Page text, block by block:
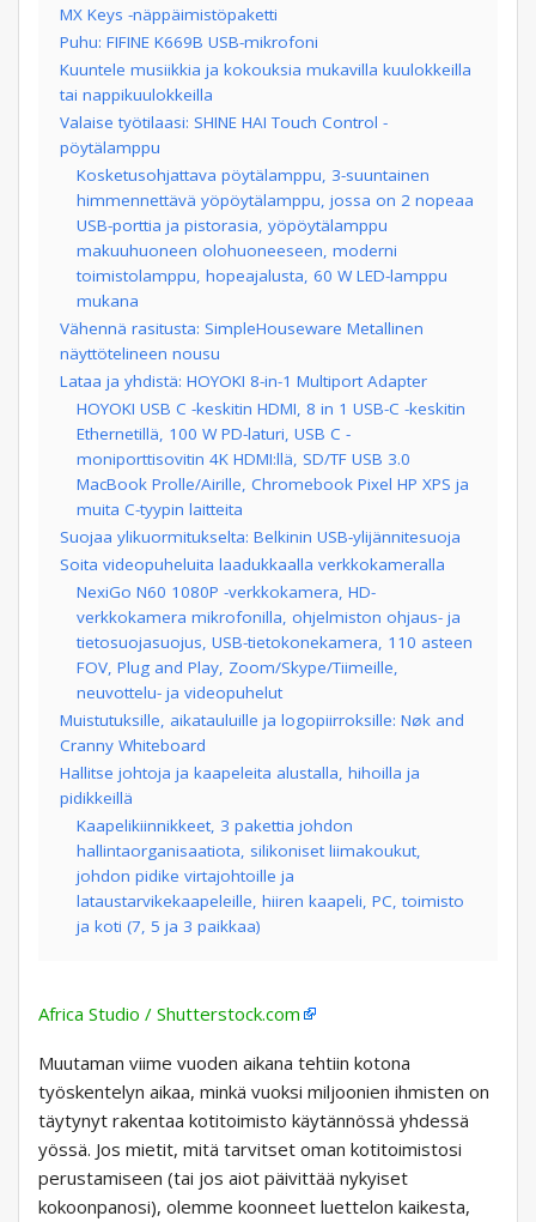
MX Keys -näppäimistöpaketti
Puhu: FIFINE K669B USB-mikrofoni
Kuuntele musiikkia ja kokouksia mukavilla kuulokkeilla
tai nappikuulokkeilla
Valaise työtilaasi: SHINE HAI Touch Control -
pöytälamppu
Kosketusohjattava pöytälamppu, 3-suuntainen
himmennettävä yöpöytälamppu, jossa on 2 nopeaa
USB-porttia ja pistorasia, yöpöytälamppu
makuuhuoneen olohuoneeseen, moderni
toimistolamppu, hopeajalusta, 60 W LED-lamppu
mukana
Vähennä rasitusta: SimpleHouseware Metallinen
näyttötelineen nousu
Lataa ja yhdistä: HOYOKI 8-in-1 Multiport Adapter
HOYOKI USB C -keskitin HDMI, 8 in 1 USB-C -keskitin
Ethernetillä, 100 W PD-laturi, USB C -
moniporttisovitin 4K HDMI:llä, SD/TF USB 3.0
MacBook Prolle/Airille, Chromebook Pixel HP XPS ja
muita C-tyypin laitteita
Suojaa ylikuormitukselta: Belkinin USB-ylijännitesuoja
Soita videopuheluita laadukkaalla verkkokameralla
NexiGo N60 1080P -verkkokamera, HD-
verkkokamera mikrofonilla, ohjelmiston ohjaus- ja
tietosuojasuojus, USB-tietokonekamera, 110 asteen
FOV, Plug and Play, Zoom/Skype/Tiimeille,
neuvottelu- ja videopuhelut
Muistutuksille, aikatauluille ja logopiirroksille: Nøk and
Cranny Whiteboard
Hallitse johtoja ja kaapeleita alustalla, hihoilla ja
pidikkeillä
Kaapelikiinnikkeet, 3 pakettia johdon
hallintaorganisaatiota, silikoniset liimakoukut,
johdon pidike virtajohtoille ja
lataustarvikekaapeleille, hiiren kaapeli, PC, toimisto
ja koti (7, 5 ja 3 paikkaa)
Africa Studio / Shutterstock.com
Muutaman viime vuoden aikana tehtiin kotona
työskentelyn aikaa, minkä vuoksi miljoonien ihmisten on
täytynyt rakentaa kotitoimisto käytännössä yhdessä
yössä. Jos mietit, mitä tarvitset oman kotitoimistosi
perustamiseen (tai jos aiot päivittää nykyiset
kokoonpanosi), olemme koonneet luettelon kaikesta,